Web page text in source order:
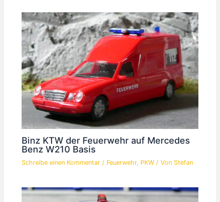
Binz KTW der Feuerwehr auf Mercedes
Benz W210 Basis
Schreibe einen Kommentar / Feuerwehr, PKW / Von Stefan